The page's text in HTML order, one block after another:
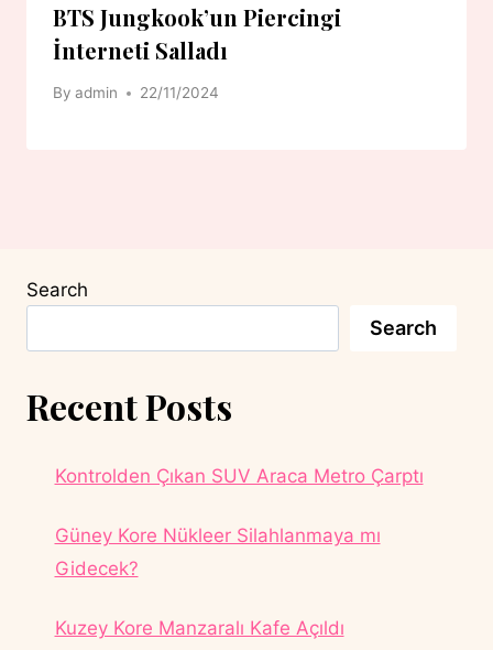
BTS Jungkook’un Piercingi
İnterneti Salladı
By admin 22/11/2024
Search
Search
Recent Posts
Kontrolden Çıkan SUV Araca Metro Çarptı
Güney Kore Nükleer Silahlanmaya mı
Gidecek?
Kuzey Kore Manzaralı Kafe Açıldı